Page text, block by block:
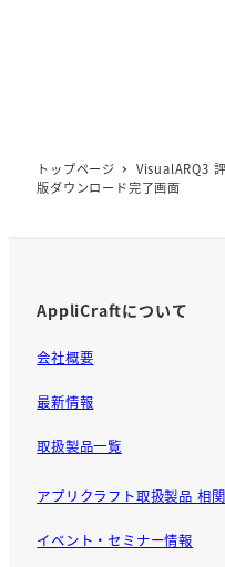
トップページ VisualARQ3
版ダウンロード完了画面
AppliCraftについて
会社概要
最新情報
取扱製品一覧
アプリクラフト取扱製品 相
イベント・セミナー情報